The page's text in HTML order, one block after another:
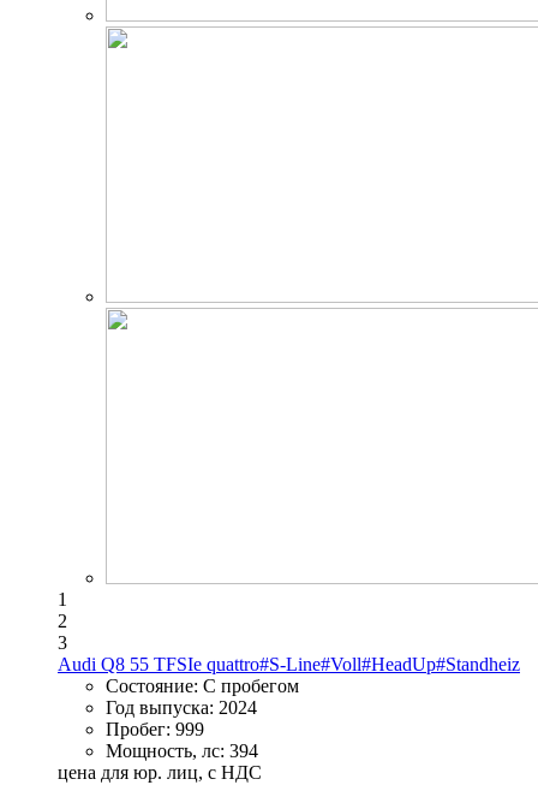
1
2
3
Audi Q8 55 TFSIe quattro#S-Line#Voll#HeadUp#Standheiz
Состояние: С пробегом
Год выпуска: 2024
Пробег: 999
Мощность, лс: 394
цена для юр. лиц, с НДС